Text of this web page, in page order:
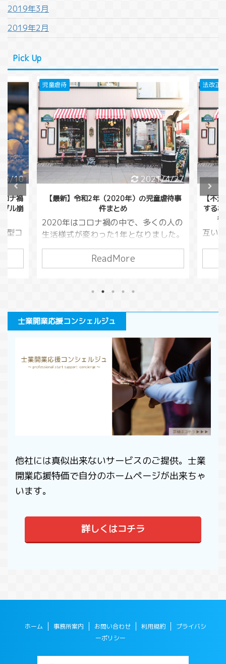
2019年3月
2019年2月
Pick Up
4/27
待事
た。
るこ
ま
の児
と思
法改正
2021/4/20
【不法行為等により生じた債権を受働債権と
する相殺の禁止】民法改正2020年4月1日施
行の基本と要所の解説（第509条）
互いの債務を相殺して消滅させるとい
条）この債務というのは損害賠償請求
でも良いので、借金をしている人が損
いうこともできてしまうわけです。こ
使う悪意の行為を対策するために考え
られたのが５０９条です。 今回は、不
法行為によってできた債権の相殺につ
いて解説します。 このページで分か
る事条文の変化受働債権と自働債権相
殺の禁止の条件悪意による不法行為と
は人の生命又は身体の侵害による損害
賠償まとめ 条文の変 ...
ReadMore
法改正
【相
今回
して
万円
が、
消し
は、
ジで
士業開業応援コンシェルジュ
他社には真似出来ないサービスのご提供。士業
開業応援特価で自分のホームページが出来ちゃ
います。
詳しくはコチラ
ホーム 事務所案内 お問い合わせ 利用規約
プライバシ
ーポリシー